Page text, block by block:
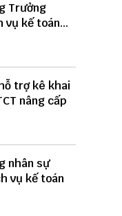
Trưởng
vụ kế toán
trợ kê khai
nâng cấp
nhân sự
vụ kế toán